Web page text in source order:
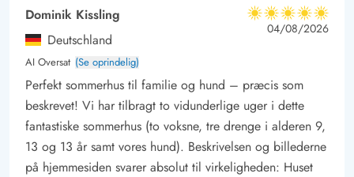
børnene og hundene at lege i. Der er også en dejlig
overdækket terrasse, hvor du kan nyde morgenmaden eller
grille om aftenen og se de smukke solnedgange.
Sommerhuset er også ideelt beliggende for at udforske det
omkringliggende klitlandskab. Der er kun 300 meter til vandet,
hvor det brusende hav venter på at afkøle dig på en
sommerdag, eller blæse dig igennem om efteråret. Hos
Hvidesandebike.dk kan du leje cykler som både leveres og
Dominik Kissling
Deutschland
AI Oversat (Se oprindelig)
5 ud af 5
5 ud af 5
5 out of 5
04/08/2026
Perfekt sommerhus til familie og hund – præcis som
beskrevet! Vi har tilbragt to vidunderlige uger i dette
fantastiske sommerhus (to voksne, tre drenge i alderen 9,
13 og 13 år samt vores hund). Beskrivelsen og billederne
på hjemmesiden svarer absolut til virkeligheden: Huset